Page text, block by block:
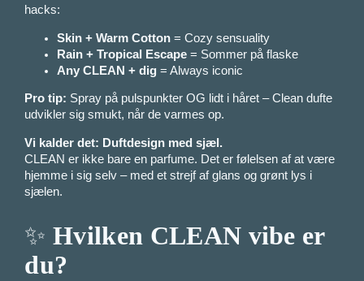
hacks:
Skin + Warm Cotton = Cozy sensuality
Rain + Tropical Escape = Sommer på flaske
Any CLEAN + dig = Always iconic
Pro tip: Spray på pulspunkter OG lidt i håret – Clean dufte
udvikler sig smukt, når de varmes op.
Vi kalder det: Duftdesign med sjæl.
CLEAN er ikke bare en parfume. Det er følelsen af at være
hjemme i sig selv – med et strejf af glans og grønt lys i
sjælen.
✨Hvilken CLEAN vibe er
du?